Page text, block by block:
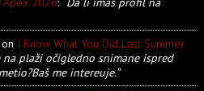
I Know What You Did Last Summer
na plaži očigledno snimane ispred
me intereuje.”